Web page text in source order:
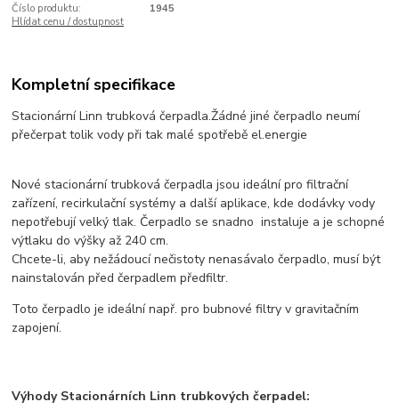
Číslo produktu:
1945
Hlídat cenu / dostupnost
Kompletní specifikace
Stacionární Linn trubková čerpadla.Žádné jiné čerpadlo neumí
přečerpat tolik vody při tak malé spotřebě el.energie
Nové stacionární trubková čerpadla jsou ideální pro filtrační
zařízení, recirkulační systémy a další aplikace, kde dodávky vody
nepotřebují velký tlak. Čerpadlo se snadno instaluje a je schopné
výtlaku do výšky až 240 cm.
Chcete-li, aby nežádoucí nečistoty nenasávalo čerpadlo, musí být
nainstalován před čerpadlem předfiltr.
Toto čerpadlo je ideální např. pro bubnové filtry v gravitačním
zapojení.
Výhody Stacionárních Linn trubkových čerpadel: